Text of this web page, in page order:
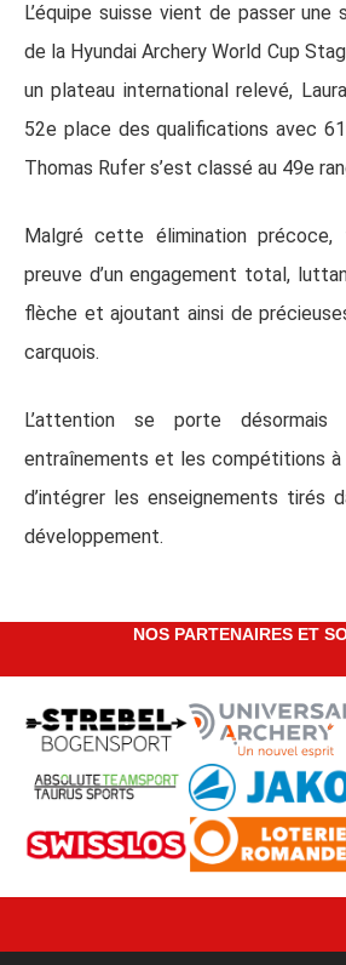
L’équipe suisse vient de passer une
de la Hyundai Archery World Cup
un plateau international relevé,
52e place des qualifications avec
Thomas Rufer s’est classé au 49e
Malgré cette élimination
preuve d’un engagement total,
flèche et ajoutant ainsi de
carquois.
L’attention se porte désormais
entraînements et les compétitions à
d’intégrer les enseignements tirés
développement.
NOS PARTENAIRES ET